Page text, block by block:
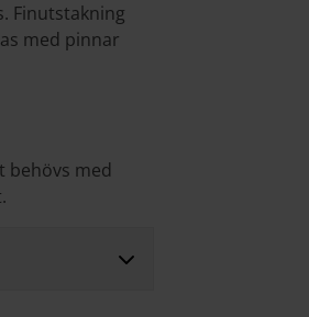
Finutstakning
med pinnar
behövs med